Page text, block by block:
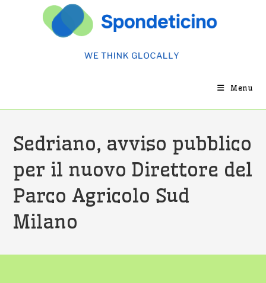
Menu
Sedriano, avviso pubblico
per il nuovo Direttore del
Parco Agricolo Sud
Milano